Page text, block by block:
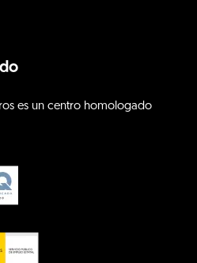
es un centro homologado